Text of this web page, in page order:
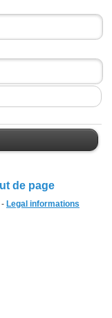
de page
Legal informations